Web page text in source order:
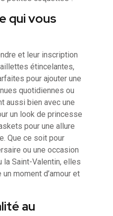
qui vous
et leur inscription
étincelantes,
pour ajouter une
quotidiennes ou
aussi bien avec une
un look de princesse
pour une allure
Que ce soit pour
ou une occasion
la Saint-Valentin, elles
moment d’amour et
au